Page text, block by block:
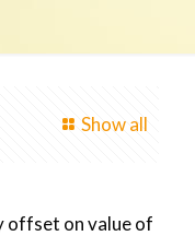
Show all
offset on value of